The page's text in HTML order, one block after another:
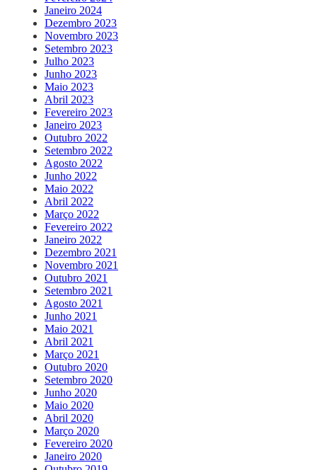
Janeiro 2024
Dezembro 2023
Novembro 2023
Setembro 2023
Julho 2023
Junho 2023
Maio 2023
Abril 2023
Fevereiro 2023
Janeiro 2023
Outubro 2022
Setembro 2022
Agosto 2022
Junho 2022
Maio 2022
Abril 2022
Março 2022
Fevereiro 2022
Janeiro 2022
Dezembro 2021
Novembro 2021
Outubro 2021
Setembro 2021
Agosto 2021
Junho 2021
Maio 2021
Abril 2021
Março 2021
Outubro 2020
Setembro 2020
Junho 2020
Maio 2020
Abril 2020
Março 2020
Fevereiro 2020
Janeiro 2020